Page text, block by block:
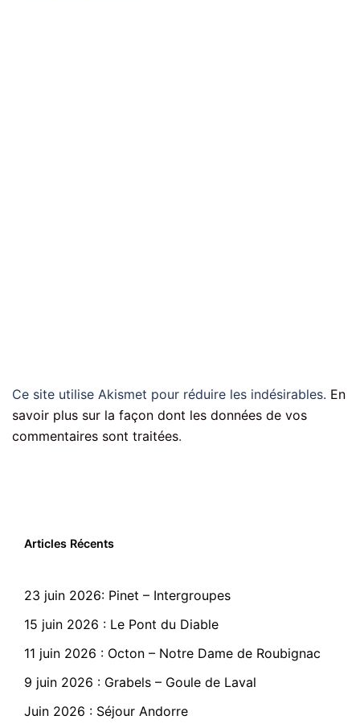
Ce site utilise Akismet pour réduire les indésirables. En
savoir plus sur la façon dont les données de vos
commentaires sont traitées.
Articles Récents
23 juin 2026: Pinet – Intergroupes
15 juin 2026 : Le Pont du Diable
11 juin 2026 : Octon – Notre Dame de Roubignac
9 juin 2026 : Grabels – Goule de Laval
Juin 2026 : Séjour Andorre